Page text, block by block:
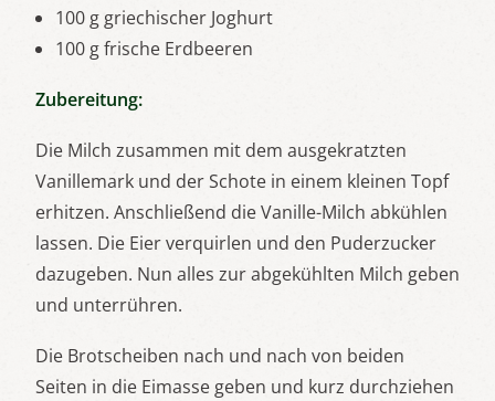
100 g griechischer Joghurt
100 g frische Erdbeeren
Zubereitung:
Die Milch zusammen mit dem ausgekratzten
Vanillemark und der Schote in einem kleinen Topf
erhitzen. Anschließend die Vanille-Milch abkühlen
lassen. Die Eier verquirlen und den Puderzucker
dazugeben. Nun alles zur abgekühlten Milch geben
und unterrühren.
Die Brotscheiben nach und nach von beiden
Seiten in die Eimasse geben und kurz durchziehen